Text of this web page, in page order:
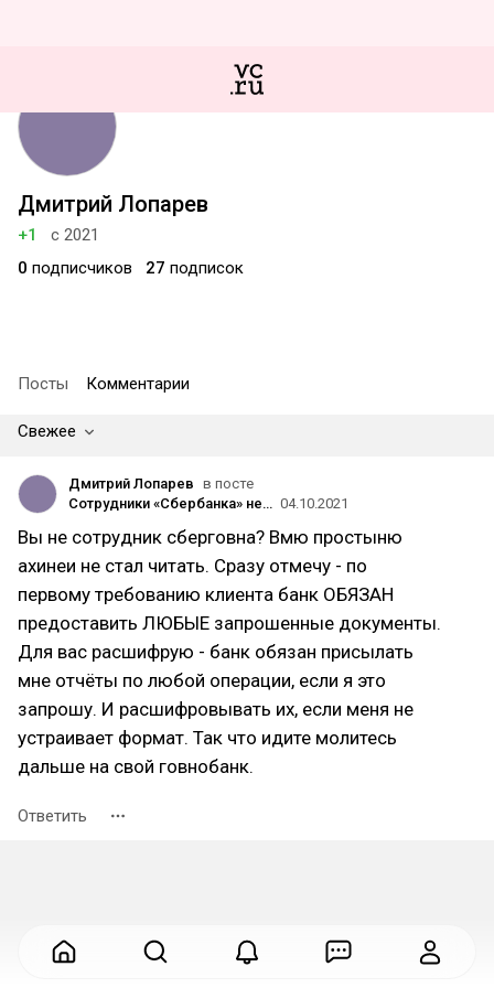
Дмитрий Лопарев
+1
с 2021
0 подписчиков 27 подписок
Посты Комментарии
Свежее
Дмитрий Лопарев в посте
Сотрудники «Сбербанка» не предоставляют запрашиваемые документы 04.10.2021
Вы не сотрудник сберговна? Вмю простыню
ахинеи не стал читать. Сразу отмечу - по
первому требованию клиента банк ОБЯЗАН
предоставить ЛЮБЫЕ запрошенные документы.
Для вас расшифрую - банк обязан присылать
мне отчёты по любой операции, если я это
запрошу. И расшифровывать их, если меня не
устраивает формат. Так что идите молитесь
дальше на свой говнобанк.
Ответить